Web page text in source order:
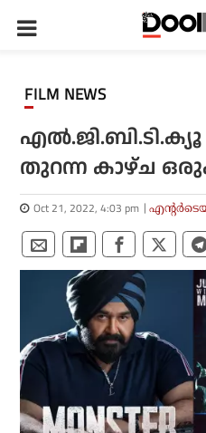
FILM NEWS
തുറന്ന കാഴ്ച
Oct 21, 2022, 4:03 pm